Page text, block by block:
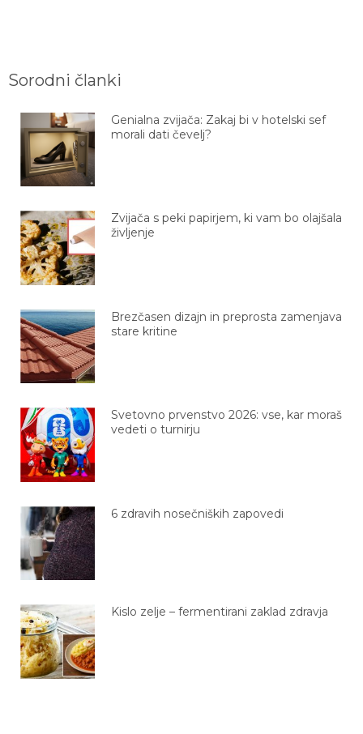
Sorodni članki
Genialna zvijača: Zakaj bi v hotelski sef
morali dati čevelj?
Zvijača s peki papirjem, ki vam bo olajšala
življenje
Brezčasen dizajn in preprosta zamenjava
stare kritine
Svetovno prvenstvo 2026: vse, kar moraš
vedeti o turnirju
6 zdravih nosečniških zapovedi
Kislo zelje – fermentirani zaklad zdravja